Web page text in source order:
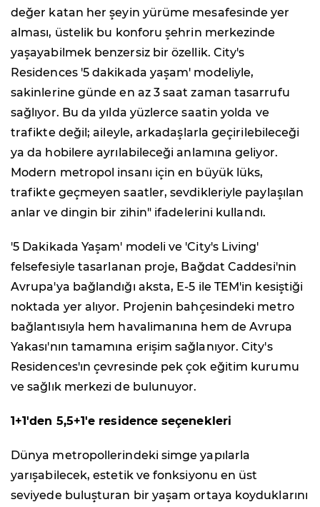
değer katan her şeyin yürüme mesafesinde yer
alması, üstelik bu konforu şehrin merkezinde
yaşayabilmek benzersiz bir özellik. City's
Residences '5 dakikada yaşam' modeliyle,
sakinlerine günde en az 3 saat zaman tasarrufu
sağlıyor. Bu da yılda yüzlerce saatin yolda ve
trafikte değil; aileyle, arkadaşlarla geçirilebileceği
ya da hobilere ayrılabileceği anlamına geliyor.
Modern metropol insanı için en büyük lüks,
trafikte geçmeyen saatler, sevdikleriyle paylaşılan
anlar ve dingin bir zihin" ifadelerini kullandı.
'5 Dakikada Yaşam' modeli ve 'City's Living'
felsefesiyle tasarlanan proje, Bağdat Caddesi'nin
Avrupa'ya bağlandığı aksta, E-5 ile TEM'in kesiştiği
noktada yer alıyor. Projenin bahçesindeki metro
bağlantısıyla hem havalimanına hem de Avrupa
Yakası'nın tamamına erişim sağlanıyor. City's
Residences'ın çevresinde pek çok eğitim kurumu
ve sağlık merkezi de bulunuyor.
1+1'den 5,5+1'e residence seçenekleri
Dünya metropollerindeki simge yapılarla
yarışabilecek, estetik ve fonksiyonu en üst
seviyede buluşturan bir yaşam ortaya koyduklarını